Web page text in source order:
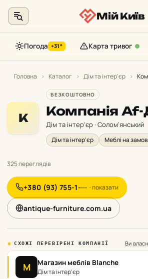
Мій Київ
Погода +31° Карта тривог
Головна › Каталог › Дім та інтер'єр ›
К
БЕЗКОШТОВНО
Компанія
Дім та інтер'єр · Солом’янський
Дім та інтер'єр Меблі на
325 переглядів
+380 (93) 755-1-··· · показати
antique-furniture.com.ua
СХОЖІ ПЕРЕВІРЕНІ КОМПАНІЇ Ви
М Магазин меблів Blanche
Дім та інтер'єр